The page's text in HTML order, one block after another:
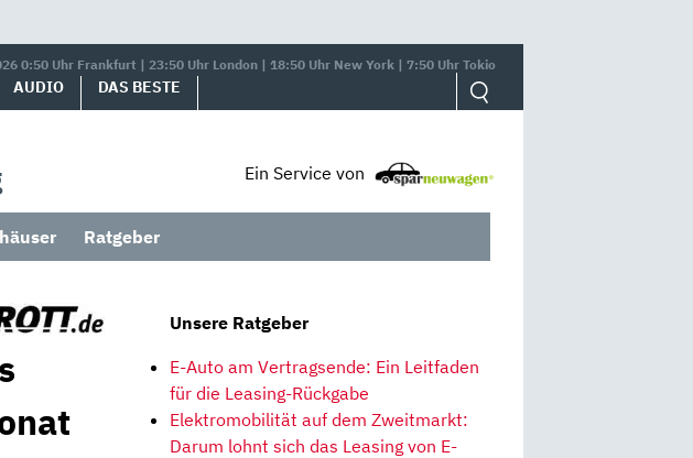
0:50 Uhr Frankfurt | 23:50 Uhr London | 18:50 Uhr New York | 7:50 Uhr Tokio
AUDIO DAS BESTE
Ein Service von
Ratgeber
Unsere Ratgeber
E-Auto am Vertragsende: Ein Leitfaden
für die Leasing-Rückgabe
Elektromobilität auf dem Zweitmarkt:
Darum lohnt sich das Leasing von E-